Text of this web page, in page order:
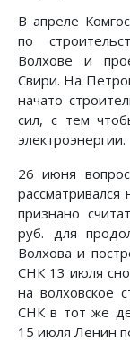
В апреле
по
Волхове и
Свири. На
начато
сил, с тем
электроэнергии.
26 июня
признано
руб. для
Волхова и
СНК 13 июля
на волховское
СНК в тот же
15 июля Ленин